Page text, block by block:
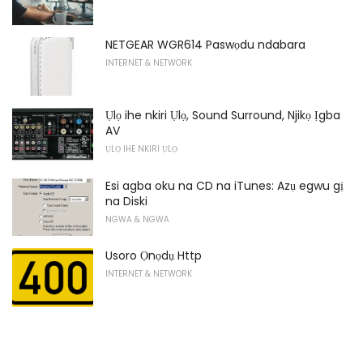
NETGEAR WGR614 Paswọdu ndabara
INTERNET & NETWORK
Ụlọ ihe nkiri Ụlọ, Sound Surround, Njikọ Ịgba
AV
ỤLỌ IHE NKIRI ỤLỌ
Esi agba oku na CD na iTunes: Azụ egwu gị
na Diski
NGWA & NGWA
Usoro Ọnọdụ Http
INTERNET & NETWORK